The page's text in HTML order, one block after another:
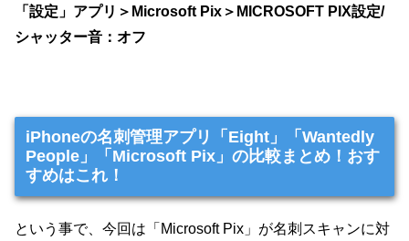
「設定」アプリ＞Microsoft Pix＞MICROSOFT PIX設定/
シャッター音：オフ
iPhoneの名刺管理アプリ「Eight」「Wantedly
People」「Microsoft Pix」の比較まとめ！おす
すめはこれ！
という事で、今回は「Microsoft Pix」が名刺スキャンに対